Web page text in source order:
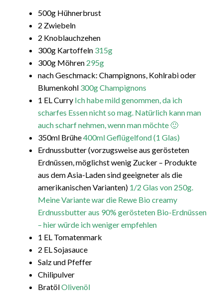
500g Hühnerbrust
2 Zwiebeln
2 Knoblauchzehen
300g Kartoffeln 315g
300g Möhren 295g
nach Geschmack: Champignons, Kohlrabi oder
Blumenkohl 300g Champignons
1 EL Curry Ich habe mild genommen, da ich
scharfes Essen nicht so mag. Natürlich kann man
auch scharf nehmen, wenn man möchte 🙂
350ml Brühe400ml Geflügelfond (1 Glas)
Erdnussbutter (vorzugsweise aus gerösteten
Erdnüssen, möglichst wenig Zucker – Produkte
aus dem Asia-Laden sind geeigneter als die
amerikanischen Varianten) 1/2 Glas von 250g.
Meine Variante war die Rewe Bio creamy
Erdnussbutter aus 90% gerösteten Bio-Erdnüssen
– hier würde ich weniger empfehlen
1 EL Tomatenmark
2 EL Sojasauce
Salz und Pfeffer
Chilipulver
BratölOlivenöl